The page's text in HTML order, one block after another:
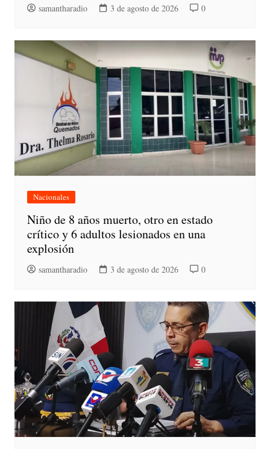
samantharadio 3 de agosto de 2026 0
Nacionales
Niño de 8 años muerto, otro en estado
crítico y 6 adultos lesionados en una
explosión
samantharadio 3 de agosto de 2026 0